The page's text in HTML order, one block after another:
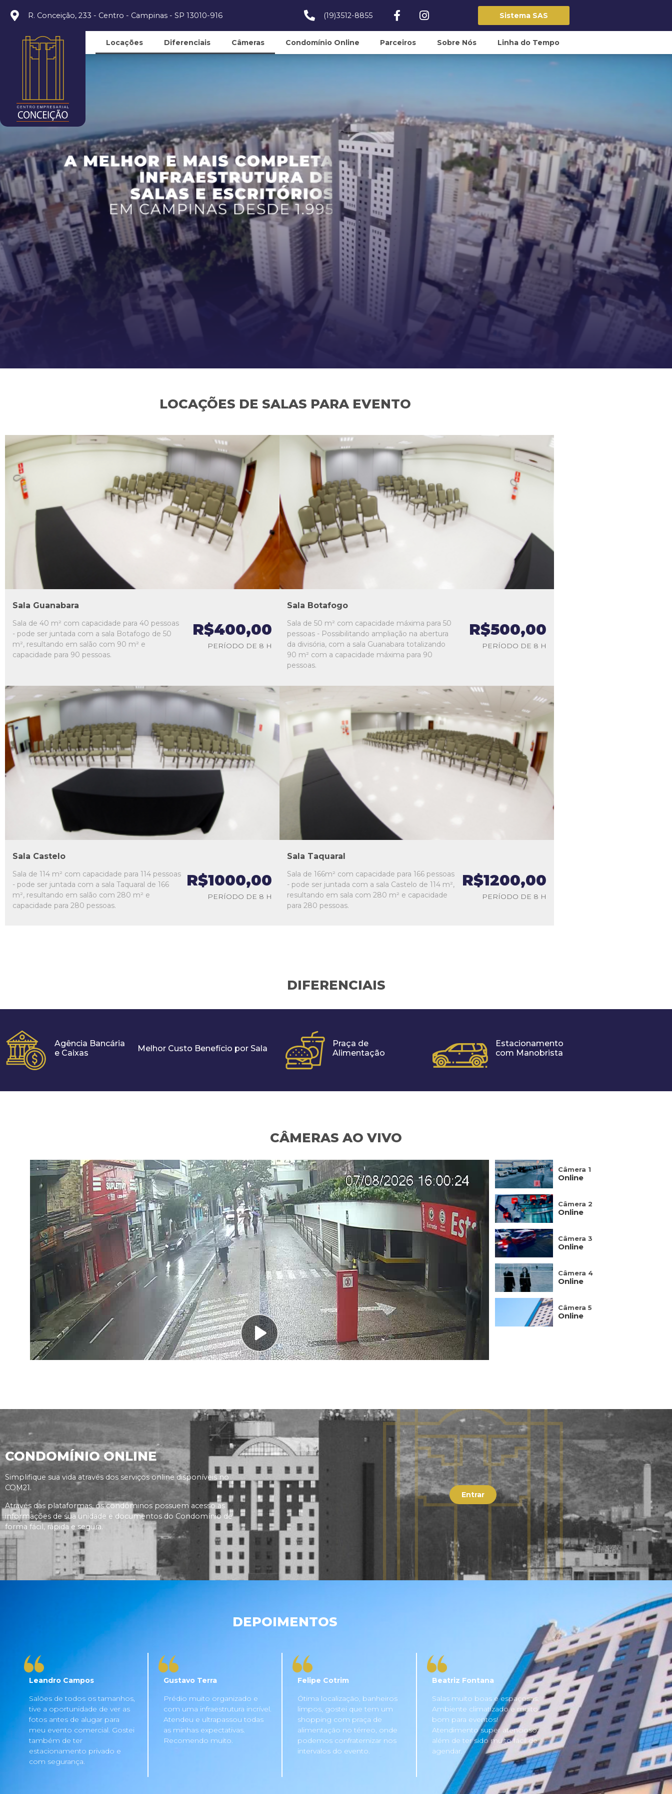
R. Conceição, 233 - Centro - Campinas - SP 13010-916 (19)3512-8855 Sistema SAS
Locações Diferenciais Câmeras Condomínio Online Parceiros Sobre Nós Linha do Tempo
LOCAÇÕES DE SALAS PARA EVENTO
L1
L2
L3
Sala Guanabara
Sala de 40 m² com capacidade para 40 pessoas
- pode ser juntada com a sala Botafogo de 50
m², resultando em salão com 90 m² e
capacidade para 90 pessoas.
R$400,00
PERÍODO DE 8 H
L3
L4
L5
Sala Botafogo
Sala de 50 m² com capacidade máxima para 50
pessoas - Possibilitando ampliação na abertura
da divisória, com a sala Guanabara totalizando
90 m² com a capacidade máxima para 90
pessoas.
R$500,00
PERÍODO DE 8 H
L1
L2
L3
L4
Sala Castelo
Sala de 114 m² com capacidade para 114 pessoas
- pode ser juntada com a sala Taquaral de 166
m², resultando em salão com 280 m² e
capacidade para 280 pessoas.
R$1000,00
PERÍODO DE 8 H
L1
L3
L4
L5
Sala Taquaral
Sala de 166m² com capacidade para 166 pessoas
- pode ser juntada com a sala Castelo de 114 m²,
resultando em sala com 280 m² e capacidade
para 280 pessoas.
R$1200,00
PERÍODO DE 8 H
DIFERENCIAIS
Agência Bancária
e Caixas
Melhor Custo Benefício por Sala
Praça de
Alimentação
Estacionamento
com Manobrista
CÂMERAS AO VIVO
Câmera 1
Online
Câmera 2
Online
Câmera 3
Online
Câmera 4
Online
Câmera 5
Online
CONDOMÍNIO ONLINE
Simplifique sua vida através dos serviços online disponíveis no
COM21.
Através das plataformas, os condôminos possuem acesso as
informações de sua unidade e documentos do Condomínio de
forma fácil, rápida e segura.
Entrar
DEPOIMENTOS
Salões de todos os tamanhos,
tive a oportunidade de ver as
fotos antes de alugar para
meu evento comercial. Gostei
também de ter
estacionamento privado e
com segurança.
Leandro Campos
Prédio muito organizado e
com uma infraestrutura incrível.
Atendeu e ultrapassou todas
as minhas expectativas.
Recomendo muito.
Gustavo Terra
Ótima localização, banheiros
limpos, gostei que tem um
shopping com praça de
alimentação no térreo, onde
podemos confraternizar nos
intervalos do evento.
Felipe Cotrim
Salas muito boas e espaçosas.
Ambiente climatizado e muito
bom para eventos!
Atendimento super atencioso
além de ter sido muito fácil de
agendar.
Beatriz Fontana